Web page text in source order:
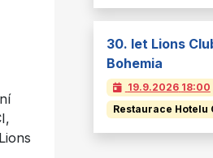
30. let Lions
Bohemia
19.9.2026 18:00
Restaurace Hotelu